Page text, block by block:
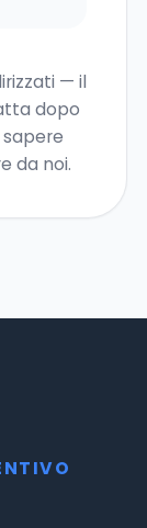
— il
dopo
sapere
da noi.